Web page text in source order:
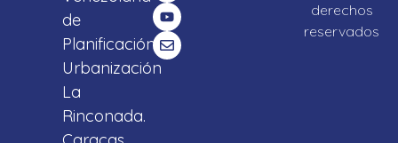
de
Planificación,
Urbanización
La
Rinconada.
derechos
reservados